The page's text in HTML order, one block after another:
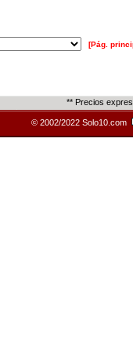
[Pág.
** Precios
© 2002/2022 Solo10.com